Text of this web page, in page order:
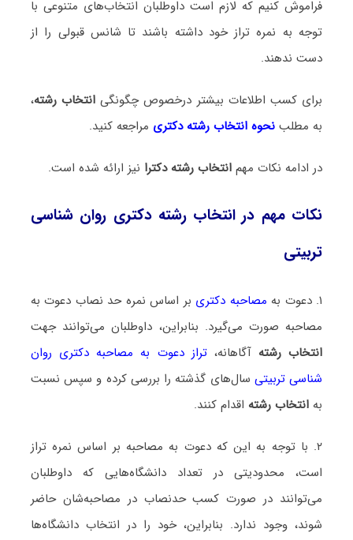
فراموش کنیم که لازم است داوطلبان انتخاب‌های متنوعی با
توجه به نمره تراز خود داشته باشند تا شانس قبولی را از
دست ندهند.
برای کسب اطلاعات بیشتر درخصوص چگونگی انتخاب رشته،
به مطلب نحوه انتخاب رشته دکتری مراجعه کنید.
در ادامه نکات مهم انتخاب رشته دکترا نیز ارائه شده است.
نکات مهم در انتخاب رشته دکتری روان شناسی
تربیتی
۱. دعوت به مصاحبه دکتری بر اساس نمره حد نصاب دعوت به
مصاحبه صورت می‌گیرد. بنابراین، داوطلبان می‌توانند جهت
انتخاب رشته آگاهانه،تراز دعوت به مصاحبه دکتری روان
شناسی تربیتی سال‌های گذشته را بررسی کرده و سپس نسبت
به انتخاب رشته اقدام کنند.
۲. با توجه به این که دعوت به مصاحبه بر اساس نمره تراز
است، محدودیتی در تعداد دانشگاه‌هایی که داوطلبان
می‌توانند در صورت کسب حدنصاب در مصاحبه‌شان حاضر
شوند، وجود ندارد. بنابراین، خود را در انتخاب دانشگاه‌ها